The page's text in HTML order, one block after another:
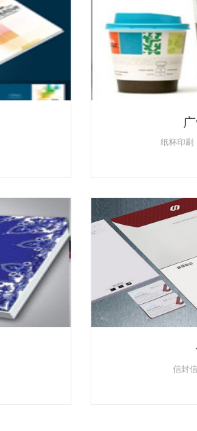
纸杯印刷
信封